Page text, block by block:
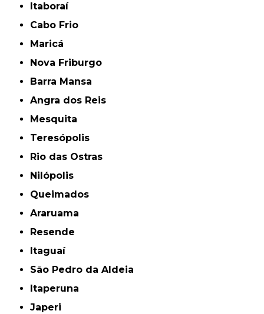
Itaboraí
Cabo Frio
Maricá
Nova Friburgo
Barra Mansa
Angra dos Reis
Mesquita
Teresópolis
Rio das Ostras
Nilópolis
Queimados
Araruama
Resende
Itaguaí
São Pedro da Aldeia
Itaperuna
Japeri